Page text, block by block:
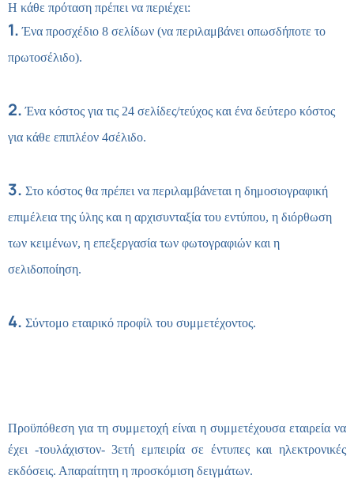
Η κάθε πρόταση πρέπει να περιέχει:
1.Ένα προσχέδιο 8 σελίδων (να περιλαμβάνει οπωσδήποτε το
πρωτοσέλιδο).
2.Ένα κόστος για τις 24 σελίδες/τεύχος και ένα δεύτερο κόστος
για κάθε επιπλέον 4σέλιδο.
3. Στο κόστος θα πρέπει να περιλαμβάνεται η δημοσιογραφική
επιμέλεια της ύλης και η αρχισυνταξία του εντύπου, η διόρθωση
των κειμένων, η επεξεργασία των φωτογραφιών και η
σελιδοποίηση.
4. Σύντομο εταιρικό προφίλ του συμμετέχοντος.
Προϋπόθεση για τη συμμετοχή είναι η συμμετέχουσα εταιρεία να
έχει -τουλάχιστον- 3ετή εμπειρία σε έντυπες και ηλεκτρονικές
εκδόσεις. Απαραίτητη η προσκόμιση δειγμάτων.